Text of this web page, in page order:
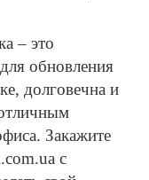
– это
обновления
долговечна и
Закажите
с